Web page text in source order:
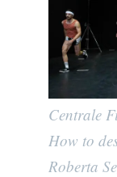
Centrale
How to
Roberta